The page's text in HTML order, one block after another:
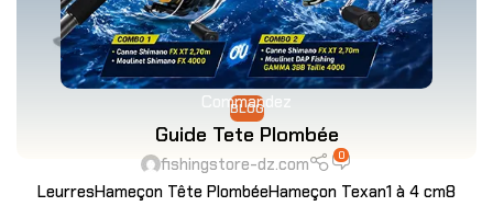
Commandez
BLOG
Guide Tete Plombée
fishingstore-dz.com 0
LeurresHameçon Tête PlombéeHameçon Texan1 à 4 cm8